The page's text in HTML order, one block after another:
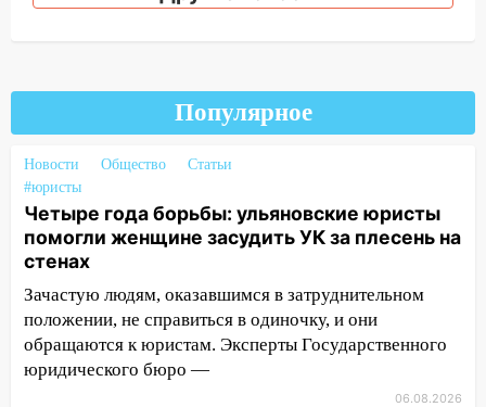
18:00 Мотофристайл, рок и силовой
экстрим: в Ульяновске пройдет
большой фестиваль «Наше время»
17:30
августа после рабочего дня: список АЗС
17:05
«Обыск» по видеосвязи: в
Ульяновске задержали 19-летнюю
сообщницу мошенников
16:12
Едва не перерезал горло: в
Вешкайме посиделки с судимым
знакомым закончились для женщины
Популярное
Новости Общество
Статьи
#юристы
Четыре года борьбы: ульяновские юристы
помогли женщине засудить УК за плесень на
стенах
Зачастую людям, оказавшимся в затруднительном
положении, не справиться в одиночку, и они
обращаются к юристам. Эксперты Государственного
юридического бюро —
06.08.2026